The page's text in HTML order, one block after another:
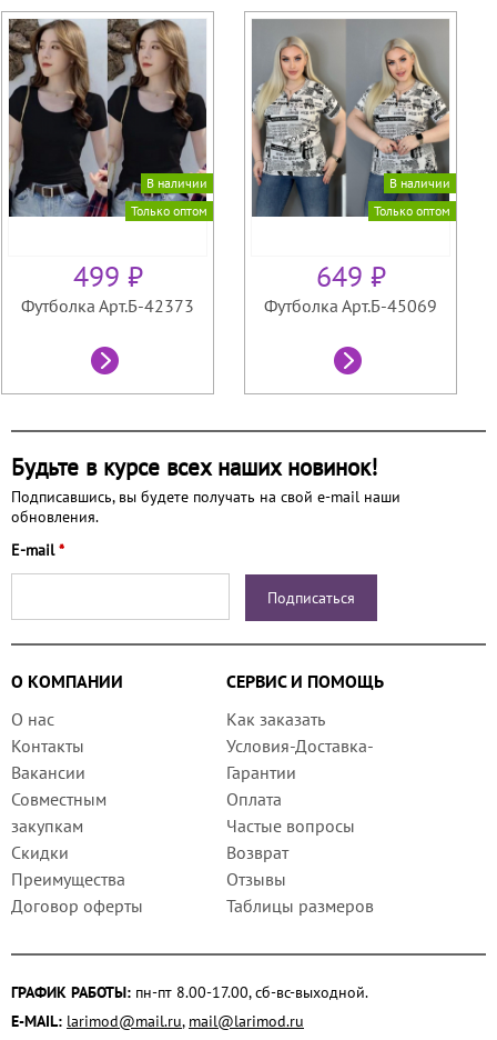
В наличии
Только оптом
499 ₽
Футболка Арт.Б-42373
В наличии
Только оптом
649 ₽
Футболка Арт.Б-45069
Будьте в курсе всех наших новинок!
Подписавшись, вы будете получать на свой e-mail наши
обновления.
E-mail*
О КОМПАНИИ
СЕРВИС И ПОМОЩЬ
О нас
Контакты
Вакансии
Совместным
закупкам
Скидки
Преимущества
Договор оферты
Как заказать
Условия-Доставка-
Гарантии
Оплата
Частые вопросы
Возврат
Отзывы
Таблицы размеров
ГРАФИК РАБОТЫ: пн-пт 8.00-17.00, сб-вс-выходной.
E-MAIL: larimod@mail.ru, mail@larimod.ru